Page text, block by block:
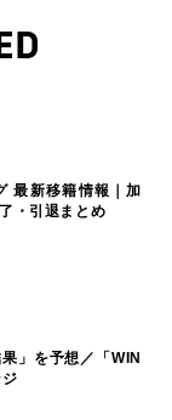
最新移籍情報｜加
・引退まとめ
」を予想／「WIN